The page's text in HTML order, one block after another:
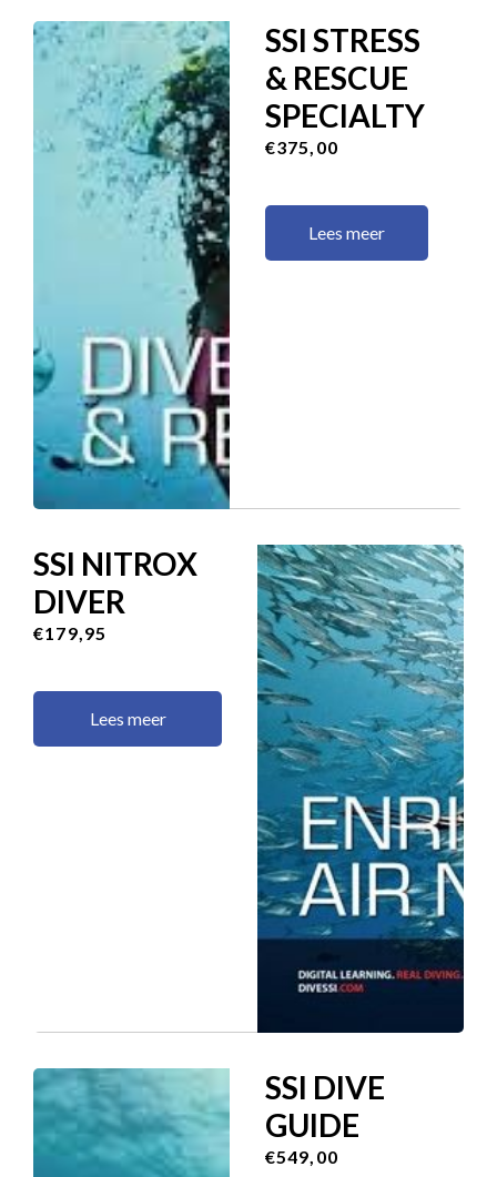
SSI STRESS
& RESCUE
SPECIALTY
€375,00
Lees meer
SSI NITROX
DIVER
€179,95
Lees meer
SSI DIVE
GUIDE
€549,00